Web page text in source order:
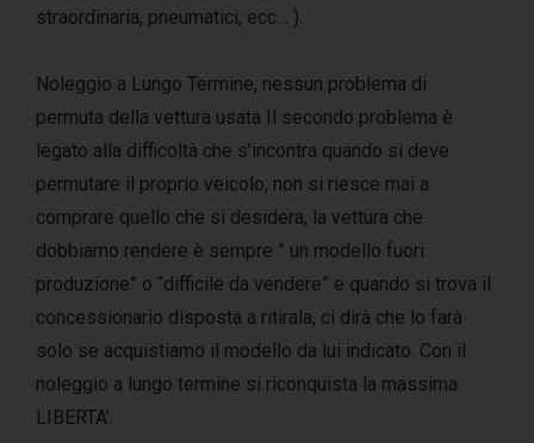
straordinaria, pneumatici, ecc… ).
Noleggio a Lungo Termine, nessun problema di
permuta della vettura usata Il secondo problema è
legato alla difficoltà che s’incontra quando si deve
permutare il proprio veicolo, non si riesce mai a
comprare quello che si desidera, la vettura che
dobbiamo rendere è sempre ” un modello fuori
produzione” o “difficile da vendere” e quando si trova il
concessionario disposta a ritirala, ci dirà che lo farà
solo se acquistiamo il modello da lui indicato. Con il
noleggio a lungo termine si riconquista la massima
LIBERTA’.